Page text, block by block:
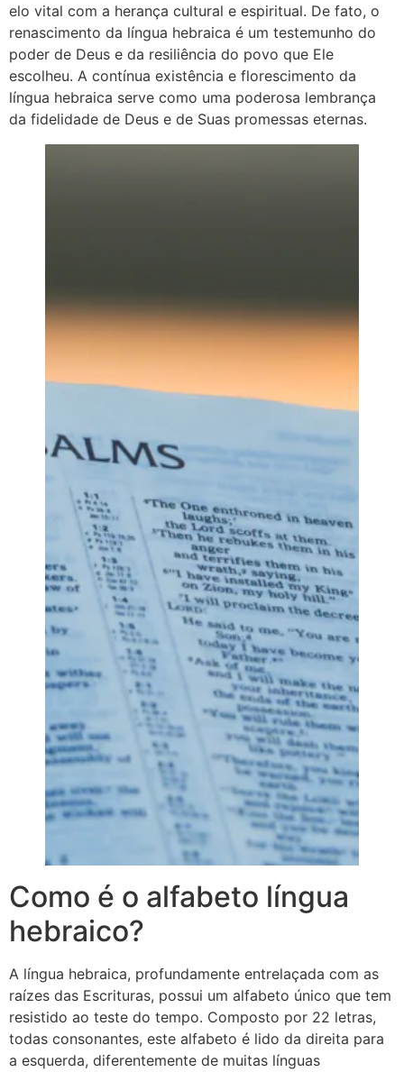
elo vital com a herança cultural e espiritual. De fato, o
renascimento da língua hebraica é um testemunho do
poder de Deus e da resiliência do povo que Ele
escolheu. A contínua existência e florescimento da
língua hebraica serve como uma poderosa lembrança
da fidelidade de Deus e de Suas promessas eternas.
Como é o alfabeto língua
hebraico?
A língua hebraica, profundamente entrelaçada com as
raízes das Escrituras, possui um alfabeto único que tem
resistido ao teste do tempo. Composto por 22 letras,
todas consonantes, este alfabeto é lido da direita para
a esquerda, diferentemente de muitas línguas